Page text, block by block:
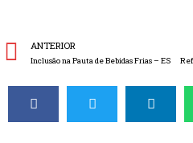
ANTERIOR
Inclusão na Pauta de Bebidas Frias – ES